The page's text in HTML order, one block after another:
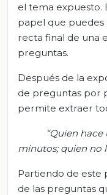
el tema expuesto.
papel que puedes
recta final de una
preguntas.
Después de la
de preguntas por
permite extraer
“Quien
minutos; quien no
Partiendo de este
de las preguntas